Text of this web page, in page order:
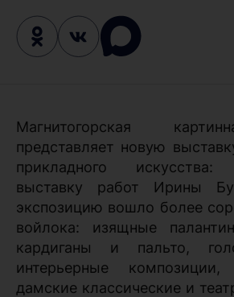
Магнитогорская
представляет новую
прикладного искусства:
выставку работ Ирины
экспозицию вошло более
войлока: изящные
кардиганы и пальто,
интерьерные
дамские классические и